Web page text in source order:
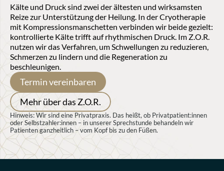
Kälte und Druck sind zwei der ältesten und wirksamsten
Reize zur Unterstützung der Heilung. In der Cryotherapie
mit Kompressionsmanschetten verbinden wir beide gezielt:
kontrollierte Kälte trifft auf rhythmischen Druck. Im Z.O.R.
nutzen wir das Verfahren, um Schwellungen zu reduzieren,
Schmerzen zu lindern und die Regeneration zu
beschleunigen.
Termin vereinbaren
Mehr über das Z.O.R.
Hinweis: Wir sind eine Privatpraxis. Das heißt, ob Privatpatient:innen
oder Selbstzahler:innen – in unserer Sprechstunde behandeln wir
Patienten ganzheitlich – vom Kopf bis zu den Füßen.